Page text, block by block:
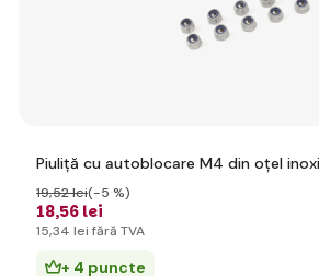
Piuliță cu autoblocare M4 din oțel
18,56 lei
19,52 lei(-5 %)
15,34 lei fără TVA
+ 4 puncte